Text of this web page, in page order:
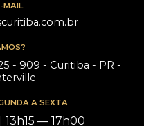
MAIL
- 909 - Curitiba - PR -
A SEXTA
13h15 — 17h00